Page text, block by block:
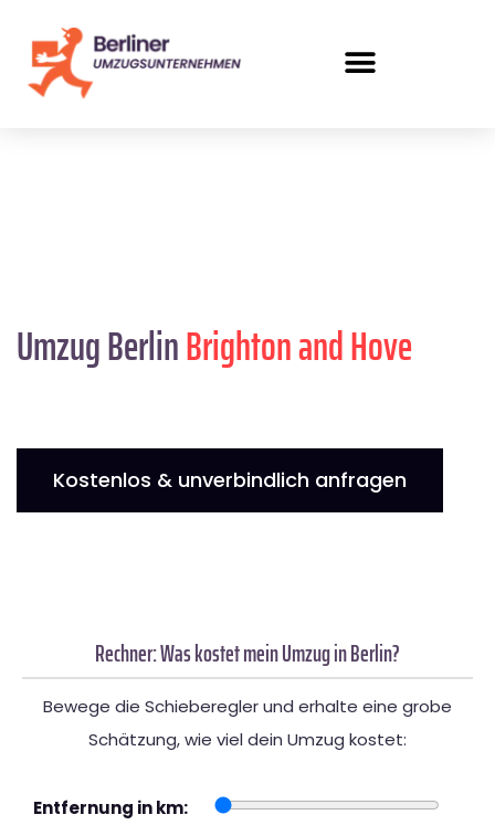
Umzug BerlinBrighton and Hove
Kostenlos & unverbindlich anfragen
Rechner: Was kostet mein Umzug in Berlin?
Bewege die Schieberegler und erhalte eine grobe
Schätzung, wie viel dein Umzug kostet:
Entfernung in km: